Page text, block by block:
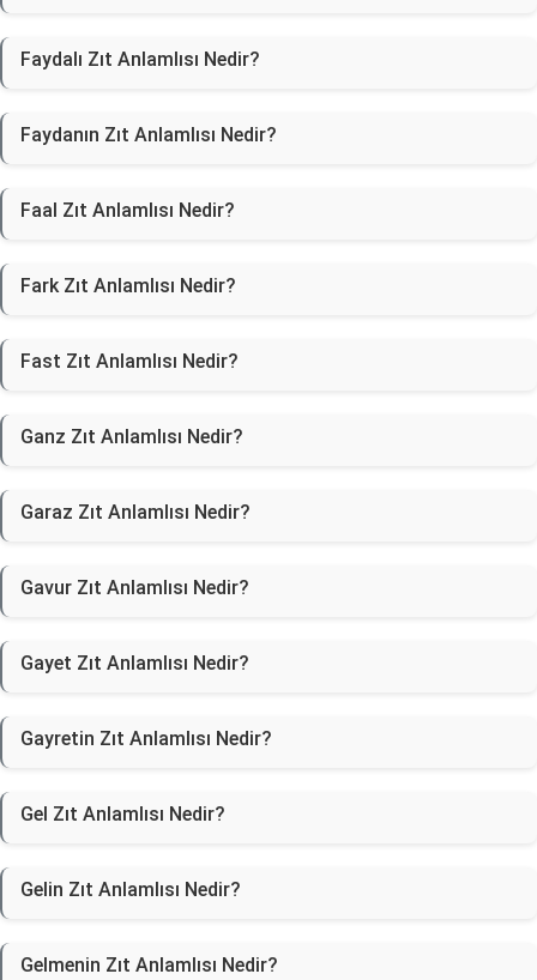
Faydalı Zıt Anlamlısı Nedir?
Faydanın Zıt Anlamlısı Nedir?
Faal Zıt Anlamlısı Nedir?
Fark Zıt Anlamlısı Nedir?
Fast Zıt Anlamlısı Nedir?
Ganz Zıt Anlamlısı Nedir?
Garaz Zıt Anlamlısı Nedir?
Gavur Zıt Anlamlısı Nedir?
Gayet Zıt Anlamlısı Nedir?
Gayretin Zıt Anlamlısı Nedir?
Gel Zıt Anlamlısı Nedir?
Gelin Zıt Anlamlısı Nedir?
Gelmenin Zıt Anlamlısı Nedir?